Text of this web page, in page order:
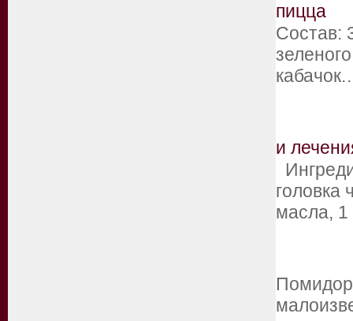
пицца
Состав:
и
головка
масла,